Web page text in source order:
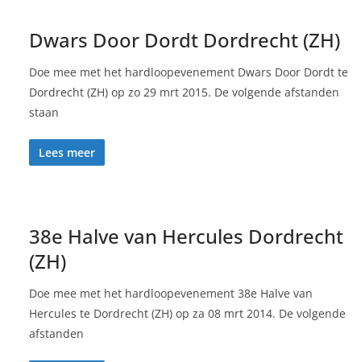
Dwars Door Dordt Dordrecht (ZH)
Doe mee met het hardloopevenement Dwars Door Dordt te
Dordrecht (ZH) op zo 29 mrt 2015. De volgende afstanden
staan
Lees meer
38e Halve van Hercules Dordrecht
(ZH)
Doe mee met het hardloopevenement 38e Halve van
Hercules te Dordrecht (ZH) op za 08 mrt 2014. De volgende
afstanden